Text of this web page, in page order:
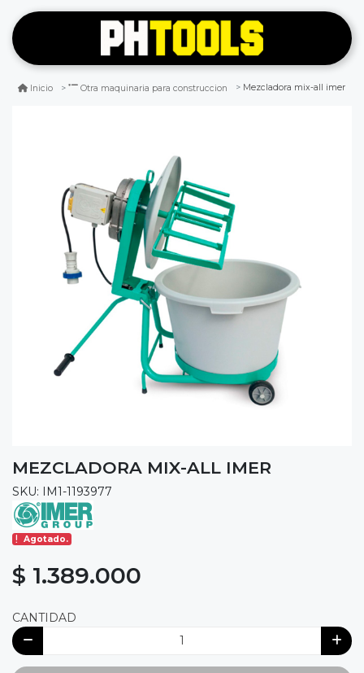
Inicio Otra maquinaria para construccion Mezcladora mix-all imer
MEZCLADORA MIX-ALL IMER
SKU: IM1-1193977
Agotado.
$ 1.389.000
CANTIDAD